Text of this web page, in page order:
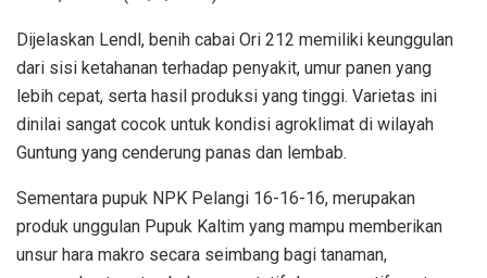
Dijelaskan Lendl, benih cabai Ori 212 memiliki keunggulan
dari sisi ketahanan terhadap penyakit, umur panen yang
lebih cepat, serta hasil produksi yang tinggi. Varietas ini
dinilai sangat cocok untuk kondisi agroklimat di wilayah
Guntung yang cenderung panas dan lembab.
Sementara pupuk NPK Pelangi 16-16-16, merupakan
produk unggulan Pupuk Kaltim yang mampu memberikan
unsur hara makro secara seimbang bagi tanaman,